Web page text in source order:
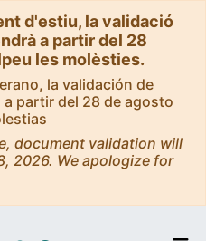
d'estiu, la validació
a partir del 28
les molèsties.
la validación de
partir del 28 de agosto
document validation will
2026. We apologize for